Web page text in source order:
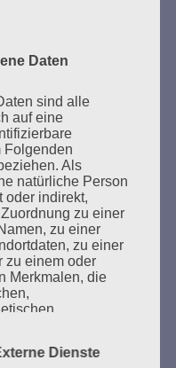
BEGINNT IN
in Hamburg-
Daten
sind alle
auf eine
Folgenden
Als
natürliche Person
oder indirekt,
zu einer
zu einer
zu einer
zu einem oder
Merkmalen, die
werden kann.
Dienste